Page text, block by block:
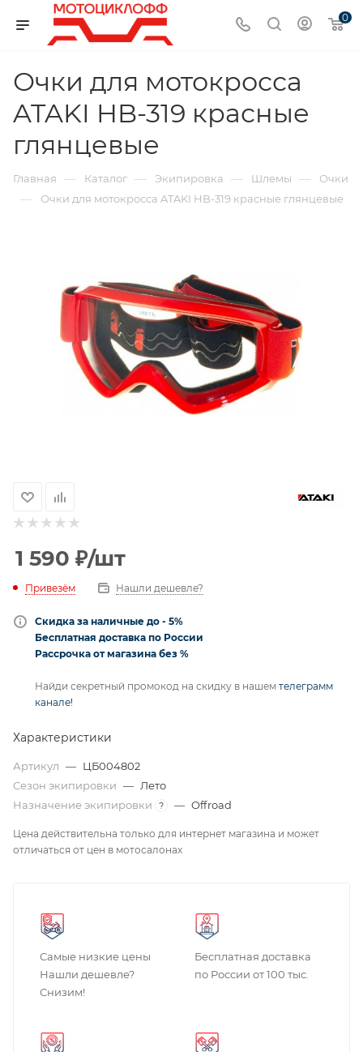
0
Очки для мотокросса
ATAKI HB-319 красные
глянцевые
Главная — Каталог — Экипировка — Шлемы — Очки
— Очки для мотокросса ATAKI HB-319 красные глянцевые
1 590 ₽/шт
Привезём Нашли дешевле?
Скидка за наличные до - 5%
Бесплатная доставка по России
Рассрочка от магазина без %
Найди секретный промокод на скидку в нашем телеграмм
канале!
Характеристики
Артикул — ЦБ004802
Сезон экипировки — Лето
Назначение экипировки
? — Offroad
Цена действительна только для интернет магазина и может
отличаться от цен в мотосалонах
Самые низкие цены
Нашли дешевле?
Снизим!
Бесплатная доставка
по России от 100 тыс.